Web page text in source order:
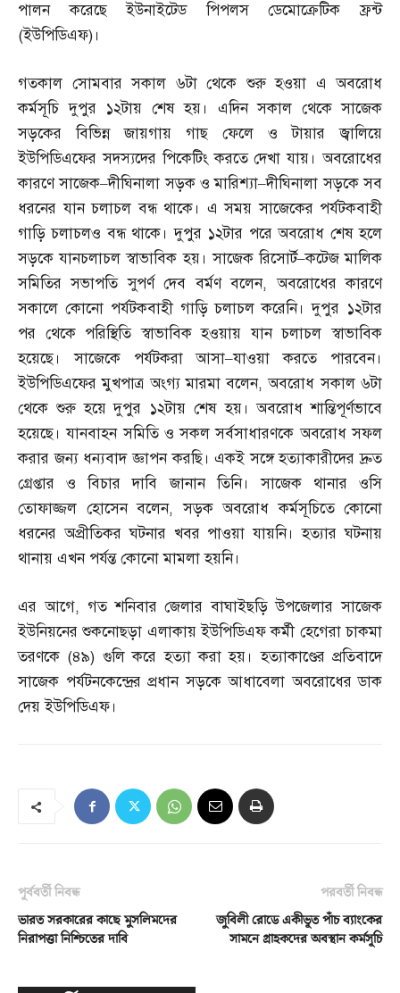
পালন করেছে ইউনাইটেড পিপলস ডেমোক্রেটিক ফ্রন্ট
(ইউপিডিএফ)।
গতকাল সোমবার সকাল ৬টা থেকে শুরু হওয়া এ অবরোধ
কর্মসূচি দুপুর ১২টায় শেষ হয়। এদিন সকাল থেকে সাজেক
সড়কের বিভিন্ন জায়গায় গাছ ফেলে ও টায়ার জ্বালিয়ে
ইউপিডিএফের সদস্যদের পিকেটিং করতে দেখা যায়। অবরোধের
কারণে সাজেক–দীঘিনালা সড়ক ও মারিশ্যা–দীঘিনালা সড়কে সব
ধরনের যান চলাচল বন্ধ থাকে। এ সময় সাজেকের পর্যটকবাহী
গাড়ি চলাচলও বন্ধ থাকে। দুপুর ১২টার পরে অবরোধ শেষ হলে
সড়কে যানচলাচল স্বাভাবিক হয়। সাজেক রিসোর্ট–কটেজ মালিক
সমিতির সভাপতি সুপর্ণ দেব বর্মণ বলেন,অবরোধের কারণে
সকালে কোনো পর্যটকবাহী গাড়ি চলাচল করেনি। দুপুর ১২টার
পর থেকে পরিস্থিতি স্বাভাবিক হওয়ায় যান চলাচল স্বাভাবিক
হয়েছে। সাজেকে পর্যটকরা আসা–যাওয়া করতে পারবেন।
ইউপিডিএফের মুখপাত্র অংগ্য মারমা বলেন,অবরোধ সকাল ৬টা
থেকে শুরু হয়ে দুপুর ১২টায় শেষ হয়। অবরোধ শান্তিপূর্ণভাবে
হয়েছে। যানবাহন সমিতি ও সকল সর্বসাধারণকে অবরোধ সফল
করার জন্য ধন্যবাদ জ্ঞাপন করছি। একই সঙ্গে হত্যাকারীদের দ্রুত
গ্রেপ্তার ও বিচার দাবি জানান তিনি। সাজেক থানার ওসি
তোফাজ্জল হোসেন বলেন,সড়ক অবরোধ কর্মসূচিতে কোনো
ধরনের অপ্রীতিকর ঘটনার খবর পাওয়া যায়নি। হত্যার ঘটনায়
থানায় এখন পর্যন্ত কোনো মামলা হয়নি।
এর আগে, গত শনিবার জেলার বাঘাইছড়ি উপজেলার সাজেক
ইউনিয়নের শুকনোছড়া এলাকায় ইউপিডিএফ কর্মী হেগেরা চাকমা
তরণকে (৪৯) গুলি করে হত্যা করা হয়। হত্যাকাণ্ডের প্রতিবাদে
সাজেক পর্যটনকেন্দ্রের প্রধান সড়কে আধাবেলা অবরোধের ডাক
দেয় ইউপিডিএফ।
পূর্ববর্তী নিবন্ধ
ভারত সরকারের কাছে মুসলিমদের
নিরাপত্তা নিশ্চিতের দাবি
পরবর্তী নিবন্ধ
জুবিলী রোডে একীভূত পাঁচ ব্যাংকের
সামনে গ্রাহকদের অবস্থান কর্মসূচি